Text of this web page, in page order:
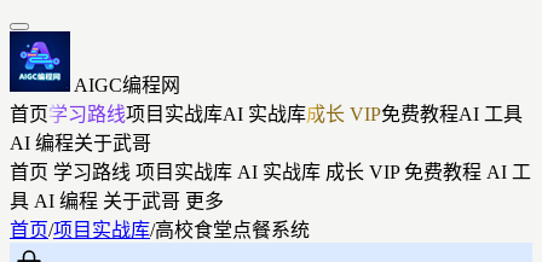
AIGC编程网
首页学习路线项目实战库AI 实战库成长 VIP免费教程AI 工具
AI 编程关于武哥
首页 学习路线 项目实战库 AI 实战库 成长 VIP免费教程 AI 工
具 AI 编程 关于武哥 更多
首页/项目实战库/高校食堂点餐系统